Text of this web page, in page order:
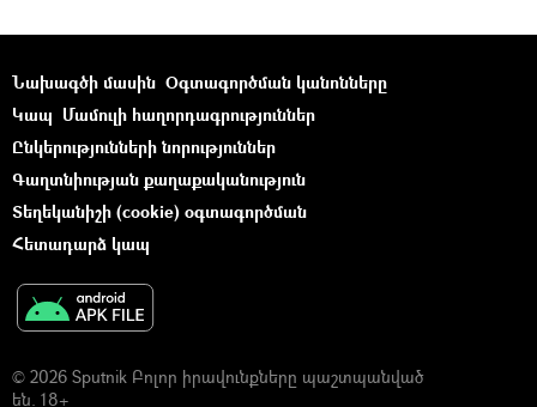
Նախագծի մասին Օգտագործման կանոնները
Կապ Մամուլի հաղորդագրություններ
Ընկերությունների նորություններ
Գաղտնիության քաղաքականություն
Տեղեկանիշի (cookie) օգտագործման
Հետադարձ կապ
© 2026 Sputnik Բոլոր իրավունքները պաշտպանված
են. 18+